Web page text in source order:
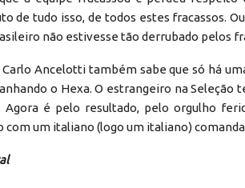
de tudo isso, de todos estes fracassos.
não estivesse tão derrubado pelos
Carlo Ancelotti também sabe que só há
o Hexa. O estrangeiro na
Agora é pelo resultado, pelo orgulho
com um italiano (logo um italiano)